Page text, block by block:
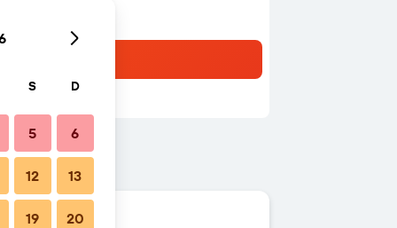
S D
5 6
12 13
19 20